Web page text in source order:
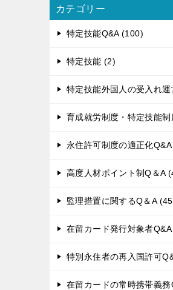
ビ
ゲ
シ
ン
カテゴリー
特定技能Q&A (100)
特定技能 (2)
特定技能外国人の受入れ
育成就労制度・特定技能
永住許可制度の適正化
高度人材ポイント制Q＆A
監理措置に関するQ＆A
在留カード発行対象者
特別永住者の再入国許可
在留カードの常時携帯義務